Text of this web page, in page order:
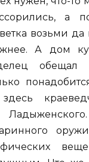
а
возьми
А дом
обещал